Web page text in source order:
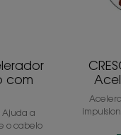
com
Ajuda a
o cabelo